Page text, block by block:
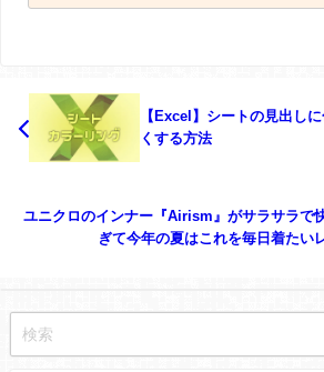
【Excel】シートの見出し
くする方法
ユニクロのインナー『Airism』がサラサラで
ぎて今年の夏はこれを毎日着たい